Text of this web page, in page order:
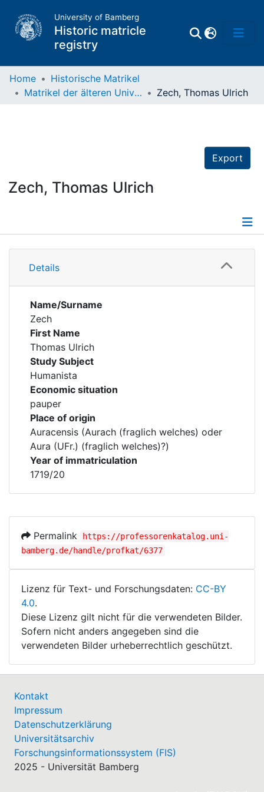
University of Bamberg
Historic matricle
registry
Home
Historische Matrikel
Matrikel der älteren Universität
Zech, Thomas Ulrich
Export
Zech, Thomas Ulrich
Details
Details
Name/Surname
Zech
First Name
Thomas Ulrich
Study Subject
Humanista
Economic situation
pauper
Place of origin
Auracensis (Aurach (fraglich welches) oder
Aura (UFr.) (fraglich welches)?)
Year of immatriculation
1719/20
Permalink
https://professorenkatalog.uni-
bamberg.de/handle/profkat/6377
Lizenz für Text- und Forschungsdaten: CC-BY
4.0.
Diese Lizenz gilt nicht für die verwendeten Bilder.
Sofern nicht anders angegeben sind die
verwendeten Bilder urheberrechtlich geschützt.
Kontakt
Impressum
Datenschutzerklärung
Universitätsarchiv
Forschungsinformationssystem (FIS)
2025 - Universität Bamberg